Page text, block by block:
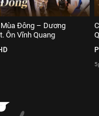
Đông – Dương
Ôn Vĩnh Quang
P